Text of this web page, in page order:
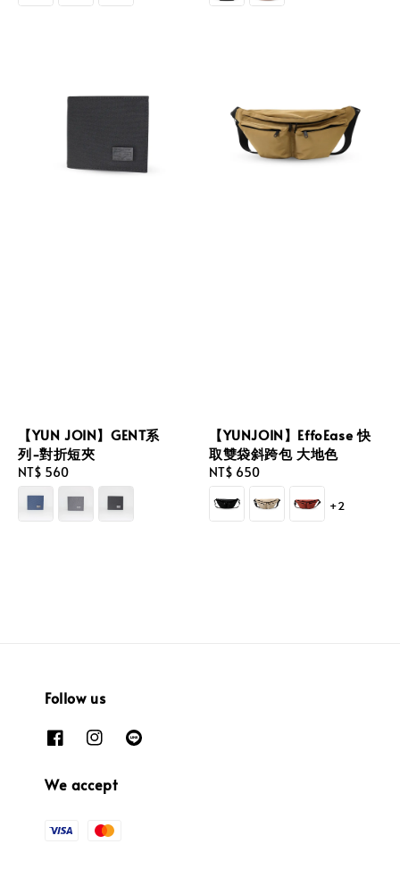
【YUN JOIN】GENT系
列-對折短夾
Regular
price
NT$ 560
【YUNJOIN】EffoEase 快
取雙袋斜跨包 大地色
Regular
price
NT$ 650
+2
Follow us
We accept